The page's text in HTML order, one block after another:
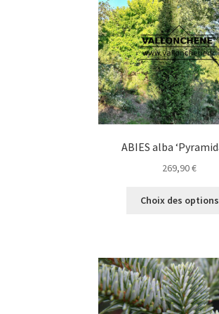
ABIES alba
269,90€
Choix des options